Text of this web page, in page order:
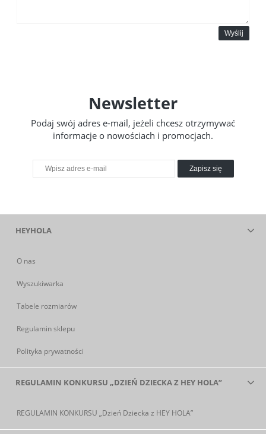
Wyślij
Newsletter
Podaj swój adres e-mail, jeżeli chcesz otrzymywać
informacje o nowościach i promocjach.
Zapisz się
HEYHOLA
O nas
Wyszukiwarka
Tabele rozmiarów
Regulamin sklepu
Polityka prywatności
REGULAMIN KONKURSU „DZIEŃ DZIECKA Z HEY HOLA”
REGULAMIN KONKURSU „Dzień Dziecka z HEY HOLA”